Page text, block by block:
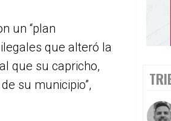
un “plan
que alteró la
que su capricho,
su municipio”,